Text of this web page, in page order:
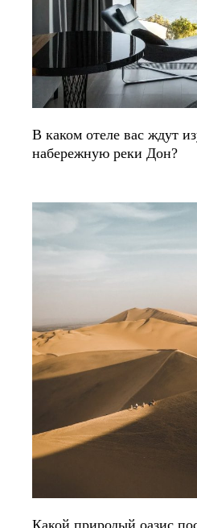
В каком отеле вас ждут
набережную реки Дон?